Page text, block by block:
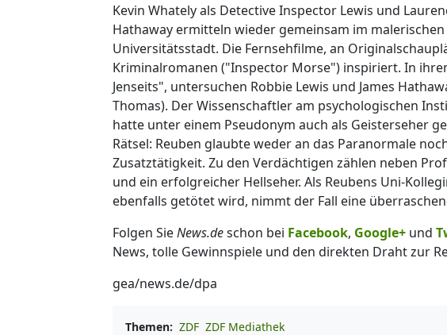
Kevin Whately als Detective Inspector Lewis und
Hathaway ermitteln wieder gemeinsam im
Universitätsstadt. Die Fernsehfilme, an
Kriminalromanen ("Inspector Morse") inspiriert. In
Jenseits", untersuchen Robbie Lewis und James
Thomas). Der Wissenschaftler am psychologischen
hatte unter einem Pseudonym auch als Geisterseher
Rätsel: Reuben glaubte weder an das Paranormale
Zusatztätigkeit. Zu den Verdächtigen zählen neben
und ein erfolgreicher Hellseher. Als Reubens Uni-
ebenfalls getötet wird, nimmt der Fall eine
Folgen SieNews.deschon bei Facebook, Google+ und
News, tolle Gewinnspiele und den direkten Draht zur
gea/news.de/dpa
Themen: ZDF ZDF Mediathek